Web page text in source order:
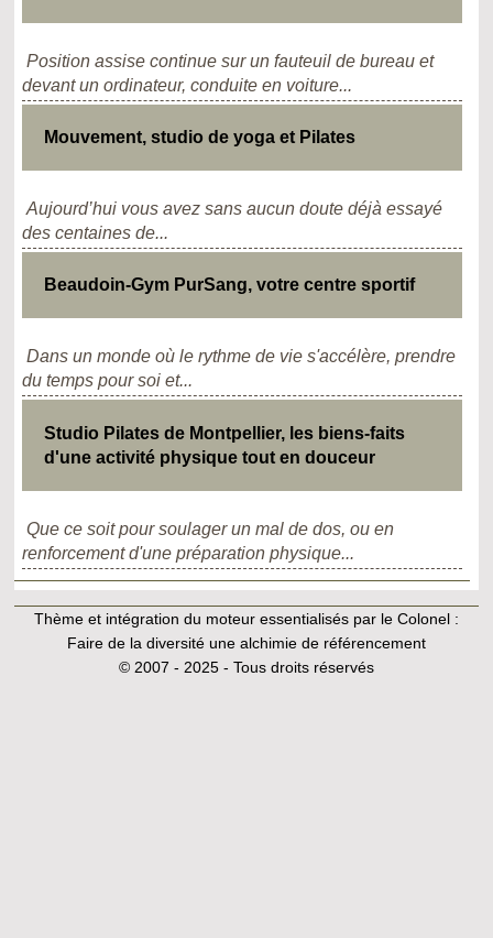
Position assise continue sur un fauteuil de bureau et
devant un ordinateur, conduite en voiture...
Mouvement, studio de yoga et Pilates
Aujourd’hui vous avez sans aucun doute déjà essayé
des centaines de...
Beaudoin-Gym PurSang, votre centre sportif
Dans un monde où le rythme de vie s'accélère, prendre
du temps pour soi et...
Studio Pilates de Montpellier, les biens-faits
d'une activité physique tout en douceur
Que ce soit pour soulager un mal de dos, ou en
renforcement d'une préparation physique...
Thème et intégration du moteur essentialisés par le Colonel :
Faire de la diversité une alchimie de référencement
© 2007 - 2025 - Tous droits réservés